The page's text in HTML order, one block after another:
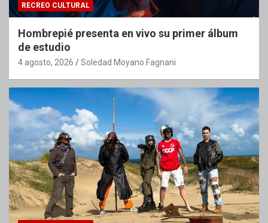
RECREO CULTURAL
Hombrepié presenta en vivo su primer álbum
de estudio
4 agosto, 2026 Soledad Moyano Fagnani